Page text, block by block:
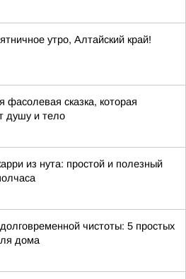
утро, Алтайский край!
фасолевая сказка, которая
душу и тело
из нута: простой и полезный
чистоты: 5 простых
дома